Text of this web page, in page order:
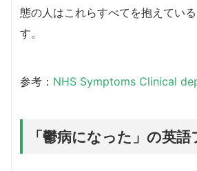
態の人はこれらすべてを抱えてい
す。
参考： NHS Symptoms Clinical
「鬱病になった」の英